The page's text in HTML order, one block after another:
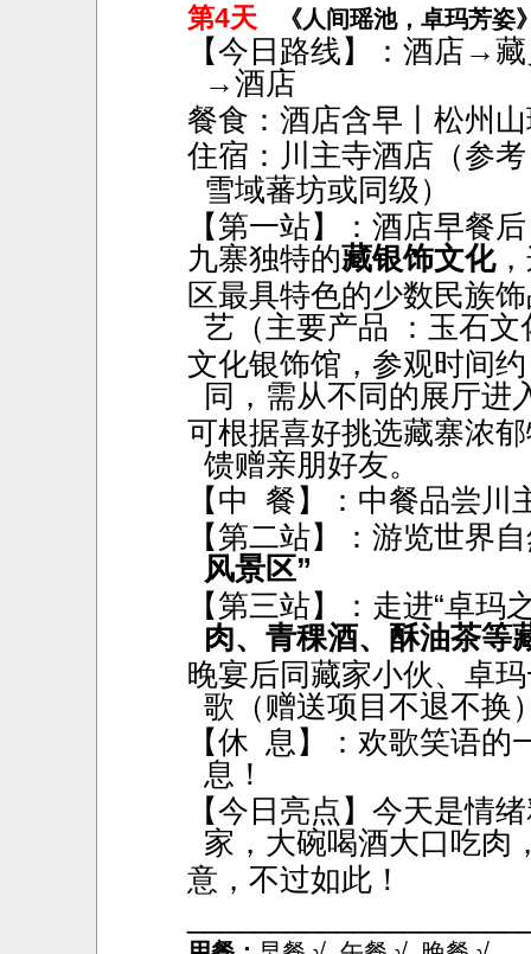
第4天 《人间瑶池，卓玛芳姿
【今日路线】：酒店 →藏
→酒店
餐食：酒店含早丨松州
住宿：川主寺酒店（参考
雪域蕃坊或同级）
【第一站】：酒店早餐
九寨独特的藏银饰文化
区最具特色的少数民族
艺（主要产品 ：玉石文
文化银饰馆，参观时间约
同，需从不同的展厅进
可根据喜好挑选藏寨浓
馈赠亲朋好友。
【中 餐】：中餐品尝川
【第二站】：游览世界
风景区”
【第三站】：走进“卓玛
肉、青稞酒、酥油茶等
晚宴后同藏家小伙、卓
歌（赠送项目不退不换
【休 息】：欢歌笑语的
息！
【今日亮点】今天是情
家，大碗喝酒大口吃肉
意，不过如此！